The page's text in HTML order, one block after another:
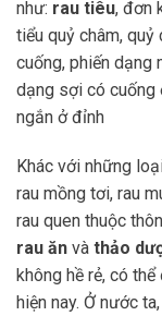
như: rau tiêu, đơn
tiểu quỷ châm,
cuống, phiến dạng
dạng sợi có cuống
ngắn ở đỉnh
Khác với những
rau mồng tơi, rau
rau quen thuộc
rau ăn và thảo
không hề rẻ, có
hiện nay. Ở nước